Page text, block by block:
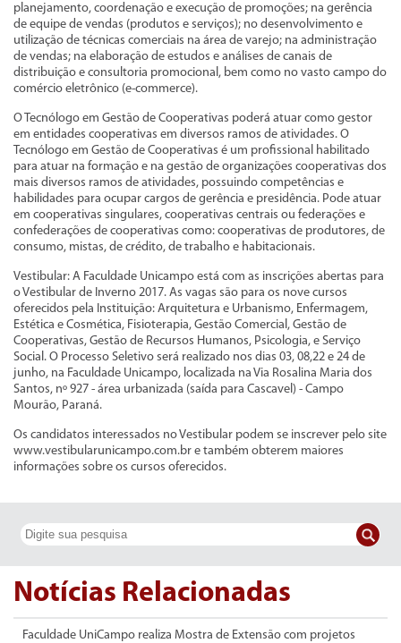
planejamento, coordenação e execução de promoções; na gerência
de equipe de vendas (produtos e serviços); no desenvolvimento e
utilização de técnicas comerciais na área de varejo; na administração
de vendas; na elaboração de estudos e análises de canais de
distribuição e consultoria promocional, bem como no vasto campo do
comércio eletrônico (e-commerce).
O Tecnólogo em Gestão de Cooperativas poderá atuar como gestor
em entidades cooperativas em diversos ramos de atividades. O
Tecnólogo em Gestão de Cooperativas é um profissional habilitado
para atuar na formação e na gestão de organizações cooperativas dos
mais diversos ramos de atividades, possuindo competências e
habilidades para ocupar cargos de gerência e presidência. Pode atuar
em cooperativas singulares, cooperativas centrais ou federações e
confederações de cooperativas como: cooperativas de produtores, de
consumo, mistas, de crédito, de trabalho e habitacionais.
Vestibular: A Faculdade Unicampo está com as inscrições abertas para
o Vestibular de Inverno 2017. As vagas são para os nove cursos
oferecidos pela Instituição: Arquitetura e Urbanismo, Enfermagem,
Estética e Cosmética, Fisioterapia, Gestão Comercial, Gestão de
Cooperativas, Gestão de Recursos Humanos, Psicologia, e Serviço
Social. O Processo Seletivo será realizado nos dias 03, 08,22 e 24 de
junho, na Faculdade Unicampo, localizada na Via Rosalina Maria dos
Santos, nº 927 - área urbanizada (saída para Cascavel) - Campo
Mourão, Paraná.
Os candidatos interessados no Vestibular podem se inscrever pelo site
www.vestibularunicampo.com.br e também obterem maiores
informações sobre os cursos oferecidos.
Notícias Relacionadas
Faculdade UniCampo realiza Mostra de Extensão com projetos